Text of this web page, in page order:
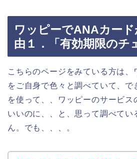
ワッピーでANAカー
由１．「有効期限のチ
こちらのページをみている方は、
をご自身で色々と調べていて、で
を使って、、ワッピーのサービス
いいのに、、と、思って調べてい
ん。でも、、、。